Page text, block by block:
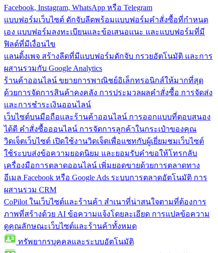
Facebook, Instagram, WhatsApp หรือ Telegram
แบบฟอร์มเว็บไซต์ ดักจับลีดพร้อมแบบฟอร์มคำสั่งซื้อที่กำหนด
เอง แบบฟอร์มลงทะเบียนและข้อเสนอแนะ และแบบฟอร์มที่มี
ฟิลด์ที่มีเงื่อนไข
แลนดิ้งเพจ สร้างลีดที่มีแบบฟอร์มดักจับ กรวยอัตโนมัติ และการ
ผสานรวมกับ Google Analytics
ร้านค้าออนไลน์ ขยายการพาณิชย์อิเล็กทรอนิกส์ให้มากที่สุด
ด้วยการจัดการสินค้าคงคลัง การประมวลผลคำสั่งซื้อ การจัดส่ง
และการชำระเงินออนไลน์
เว็บไซต์บนมือถือและร้านค้าออนไลน์ การออกแบบที่ตอบสนอง
ได้ดี คำสั่งซื้อออนไลน์ การจัดการลูกค้าในกระเป๋าของคุณ
วิดเจ็ตเว็บไซต์ เปิดใช้งานวิดเจ็ตเพื่อแชทกับผู้เยี่ยมชมเว็บไซต์
ใช้ระบบส่งข้อความยอดนิยม และยอมรับคำขอให้โทรกลับ
เครื่องมือการตลาดออนไลน์ เพิ่มยอดขายด้วยการตลาดทาง
อีเมล Facebook หรือ Google Ads ระบบการตลาดอัตโนมัติ การ
ผสานรวม CRM
CoPilot ในเว็บไซต์และร้านค้า สำเนาที่น่าสนใจตามที่ต้องการ
ภาพที่สร้างด้วย AI ข้อความแจ้งโดยละเอียด การแปลข้อความ
ดูคุณลักษณะเว็บไซต์และร้านค้าทั้งหมด
ทรัพยากรบุคคลและระบบอัตโนมัติ